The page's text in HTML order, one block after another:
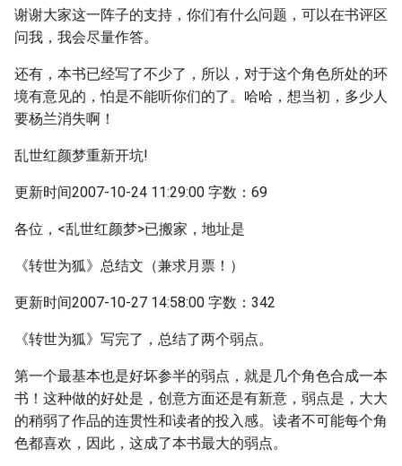
谢谢大家这一阵子的支持，你们有什么问题，可以在书评区
问我，我会尽量作答。
还有，本书已经写了不少了，所以，对于这个角色所处的环
境有意见的，怕是不能听你们的了。哈哈，想当初，多少人
要杨兰消失啊！
乱世红颜梦重新开坑!
更新时间2007-10-24 11:29:00 字数：69
各位，<乱世红颜梦>已搬家，地址是
《转世为狐》总结文（兼求月票！）
更新时间2007-10-27 14:58:00 字数：342
《转世为狐》写完了，总结了两个弱点。
第一个最基本也是好坏参半的弱点，就是几个角色合成一本
书！这种做的好处是，创意方面还是有新意，弱点是，大大
的稍弱了作品的连贯性和读者的投入感。读者不可能每个角
色都喜欢，因此，这成了本书最大的弱点。